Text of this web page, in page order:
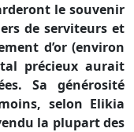
le souvenir
de serviteurs et
d’or (environ
précieux aurait
Sa générosité
selon Elikia
la plupart des